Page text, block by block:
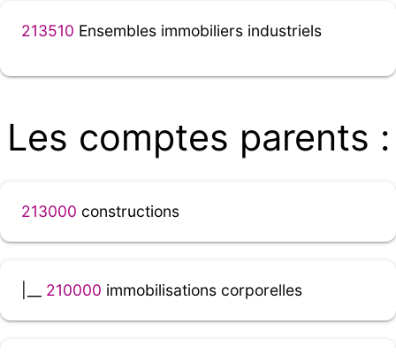
213510 Ensembles immobiliers industriels
Les comptes parents :
213000 constructions
210000 immobilisations corporelles